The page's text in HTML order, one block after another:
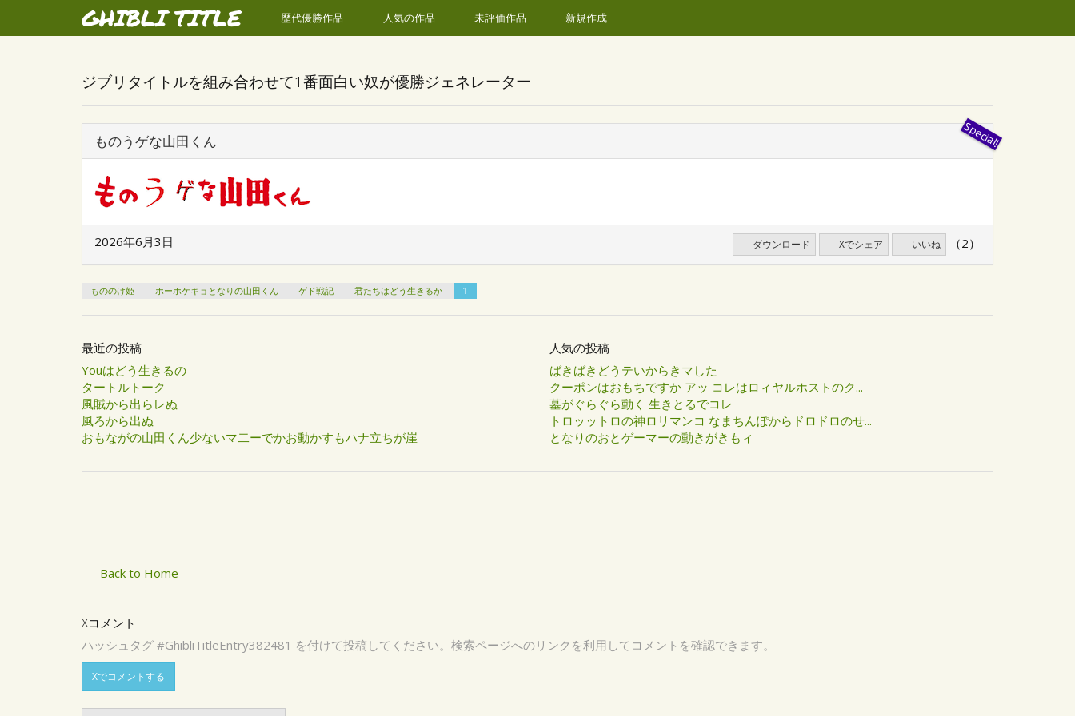
GHIBLI TITLE 歴代優勝作品 人気の作品 未評価作品 新規作成
ジブリタイトルを組み合わせて1番面白い奴が優勝ジェネレーター
ものうゲな山田くん
2026年6月3日 ダウンロード Xでシェア いいね （2）
もののけ姫 ホーホケキョとなりの山田くん ゲド戦記 君たちはどう生きるか 1
最近の投稿
Youはどう生きるの
タートルトーク
風賊から出らレぬ
風ろから出ぬ
おもながの山田くん少ないマ二ーでかお動かすもハナ立ちが崖
人気の投稿
ばきばきどうテいからきマした
クーポンはおもちですか アッ コレはロィヤルホストのク...
墓がぐらぐら動く 生きとるでコレ
トロッットロの神ロリマンコ なまちんぽからドロドロのせ...
となりのおとゲーマーの動きがきもィ
Back to Home
Xコメント
ハッシュタグ #GhibliTitleEntry382481 を付けて投稿してください。検索ページへのリンクを利用してコメントを確認できます。
Xでコメントする